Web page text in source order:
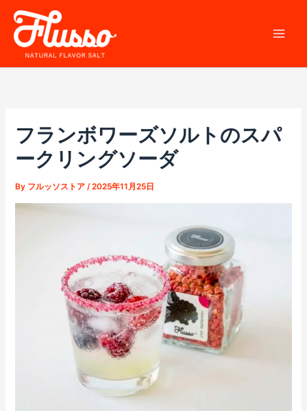
フランボワーズソルトのスパ
ークリングソーダ
By フルッソストア/2025年11月25日